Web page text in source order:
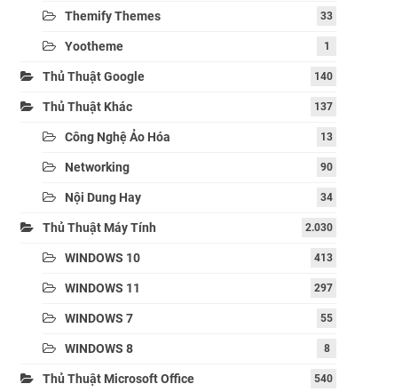
Themify Themes 33
Yootheme 1
Thủ Thuật Google 140
Thủ Thuật Khác 137
Công Nghệ Ảo Hóa 13
Networking 90
Nội Dung Hay 34
Thủ Thuật Máy Tính 2.030
WINDOWS 10 413
WINDOWS 11 297
WINDOWS 7 55
WINDOWS 8 8
Thủ Thuật Microsoft Office 540